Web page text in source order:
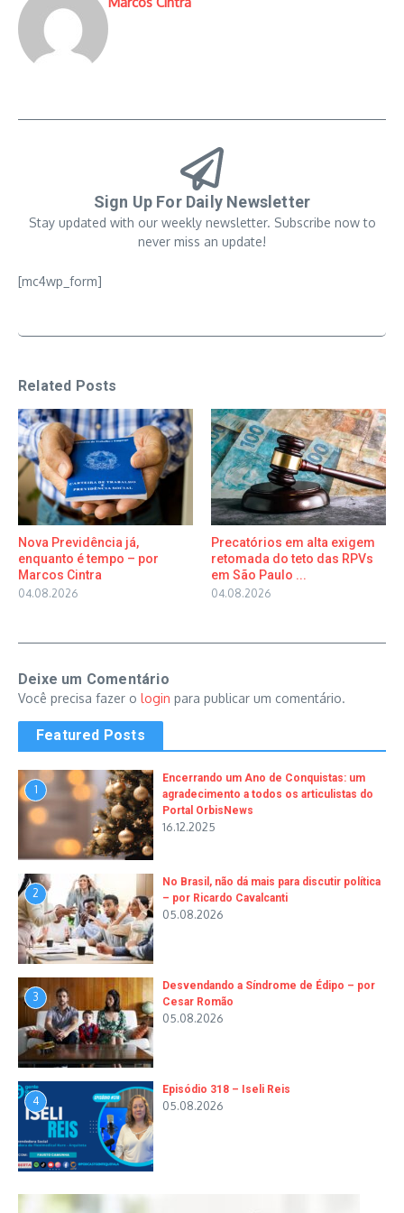
Sign Up For Daily Newsletter
Stay updated with our weekly newsletter. Subscribe now to
never miss an update!
[mc4wp_form]
Related Posts
Nova Previdência já,
enquanto é tempo – por
Marcos Cintra
04.08.2026
Precatórios em alta exigem
retomada do teto das RPVs
em São Paulo ...
04.08.2026
Deixe um Comentário
Você precisa fazer o login para publicar um comentário.
Featured Posts
1
Encerrando um Ano de Conquistas: um
agradecimento a todos os articulistas do
Portal OrbisNews
16.12.2025
2
No Brasil, não dá mais para discutir política
– por Ricardo Cavalcanti
05.08.2026
3
Desvendando a Síndrome de Édipo – por
Cesar Romão
05.08.2026
4
Episódio 318 – Iseli Reis
05.08.2026